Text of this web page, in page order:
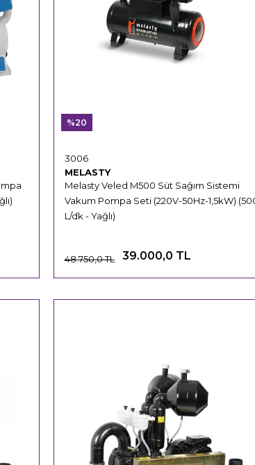
MELASTY
Melasty Veled M500 Süt Sağım Sistemi
Vakum Pompa Seti (220V-50Hz-1,5kW)
L/dk - Yağlı)
3006
39.000,0 TL
48.750,0 TL
%20